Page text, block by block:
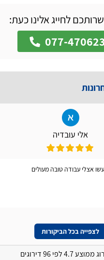
לחייג אלינו כעת:
077-
אלי עובדיה
אצלי עבודה טובה מעולים
לצפייה בכל הביקורות
4.7 לפי 96 דירוגים